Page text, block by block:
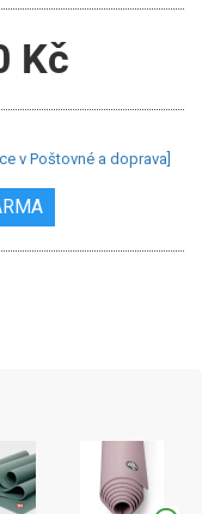
Kč
v Poštovné a doprava]